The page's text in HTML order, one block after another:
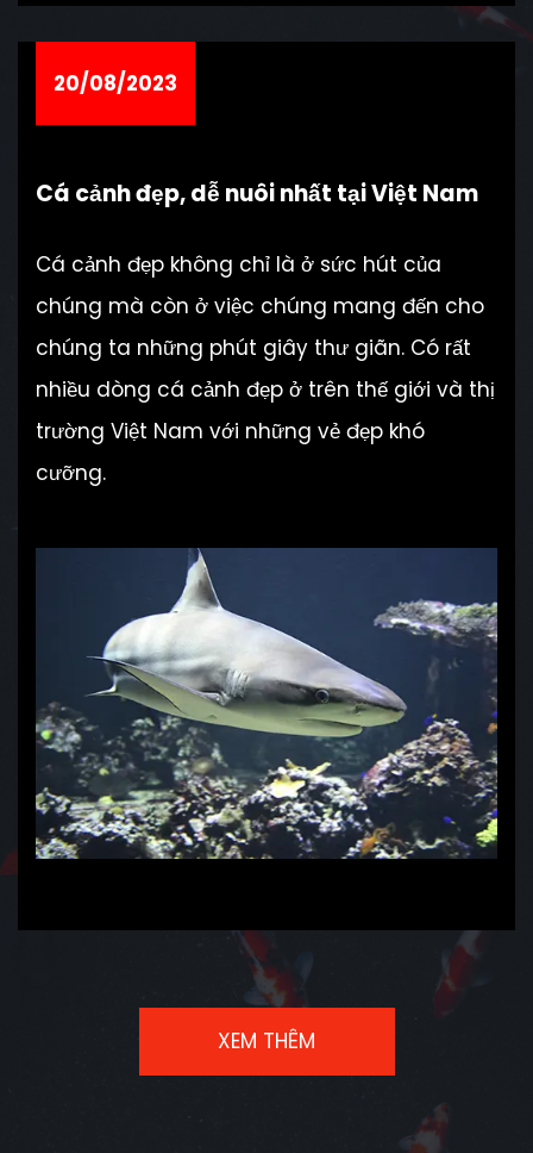
20/08/2023
Cá cảnh đẹp, dễ nuôi nhất tại Việt Nam
Cá cảnh đẹp không chỉ là ở sức hút của
chúng mà còn ở việc chúng mang đến cho
chúng ta những phút giây thư giãn. Có rất
nhiều dòng cá cảnh đẹp ở trên thế giới và thị
trường Việt Nam với những vẻ đẹp khó
cưỡng.
XEM THÊM